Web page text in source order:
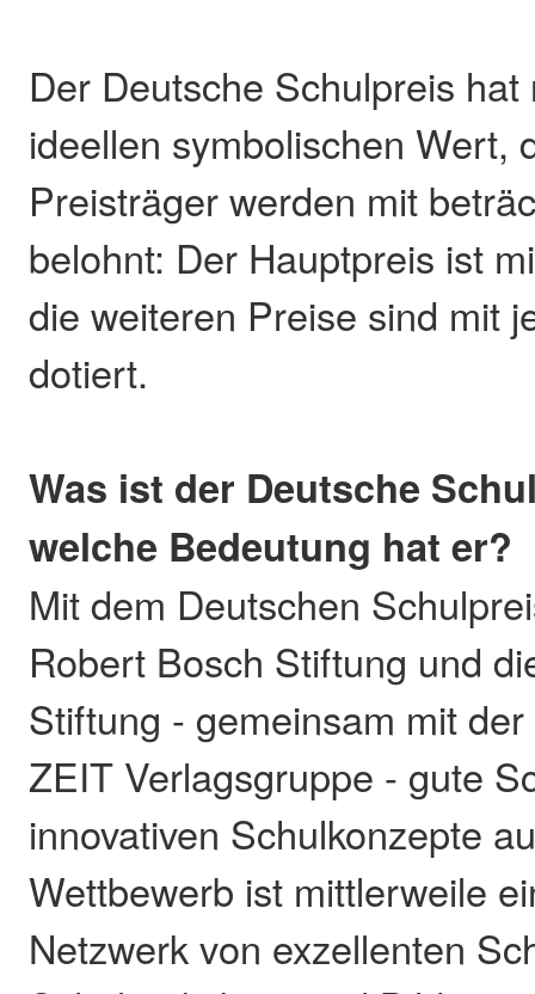
Der Deutsche Schulpreis
ideellen symbolischen Wert,
Preisträger werden mit
belohnt: Der Hauptpreis ist
die weiteren Preise sind mit
dotiert.
Was ist der Deutsche
welche Bedeutung hat er?
Mit dem Deutschen
Robert Bosch Stiftung und
Stiftung - gemeinsam mit
ZEIT Verlagsgruppe - gute
innovativen Schulkonzepte
Wettbewerb ist mittlerweile
Netzwerk von exzellenten